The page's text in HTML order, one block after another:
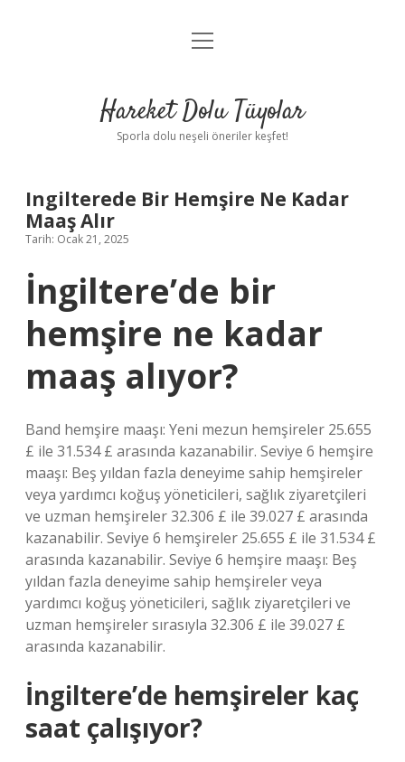
Anasayfa
Yasal Uyarı
menüyü
Hareket Dolu Tüyolar
Sporla dolu neşeli öneriler keşfet!
Ingilterede Bir Hemşire Ne Kadar
Maaş Alır
Tarih: Ocak 21, 2025
İngiltere’de bir
hemşire ne kadar
maaş alıyor?
Band hemşire maaşı: Yeni mezun hemşireler 25.655
£ ile 31.534 £ arasında kazanabilir. Seviye 6 hemşire
maaşı: Beş yıldan fazla deneyime sahip hemşireler
veya yardımcı koğuş yöneticileri, sağlık ziyaretçileri
ve uzman hemşireler 32.306 £ ile 39.027 £ arasında
kazanabilir. Seviye 6 hemşireler 25.655 £ ile 31.534 £
arasında kazanabilir. Seviye 6 hemşire maaşı: Beş
yıldan fazla deneyime sahip hemşireler veya
yardımcı koğuş yöneticileri, sağlık ziyaretçileri ve
uzman hemşireler sırasıyla 32.306 £ ile 39.027 £
arasında kazanabilir.
İngiltere’de hemşireler kaç
saat çalışıyor?